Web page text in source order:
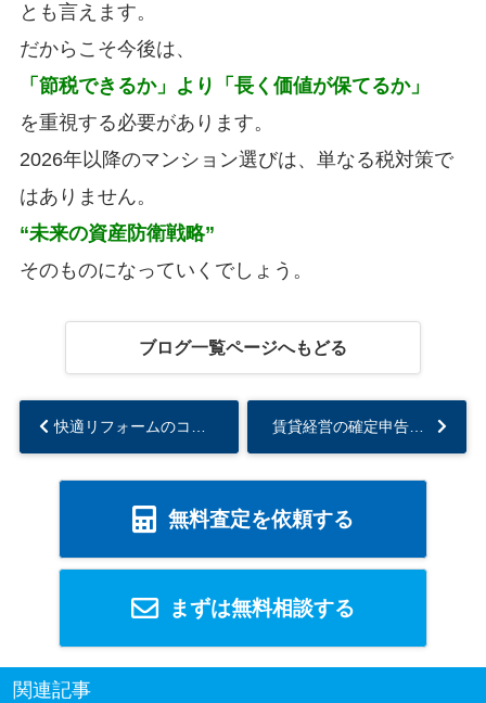
とも言えます。
だからこそ今後は、
「節税できるか」より「長く価値が保てるか」
を重視する必要があります。
2026年以降のマンション選びは、単なる税対策で
はありません。
“未来の資産防衛戦略”
そのものになっていくでしょう。
ブログ一覧ページへもどる
無料査定を依頼する
まずは無料相談する
関連記事